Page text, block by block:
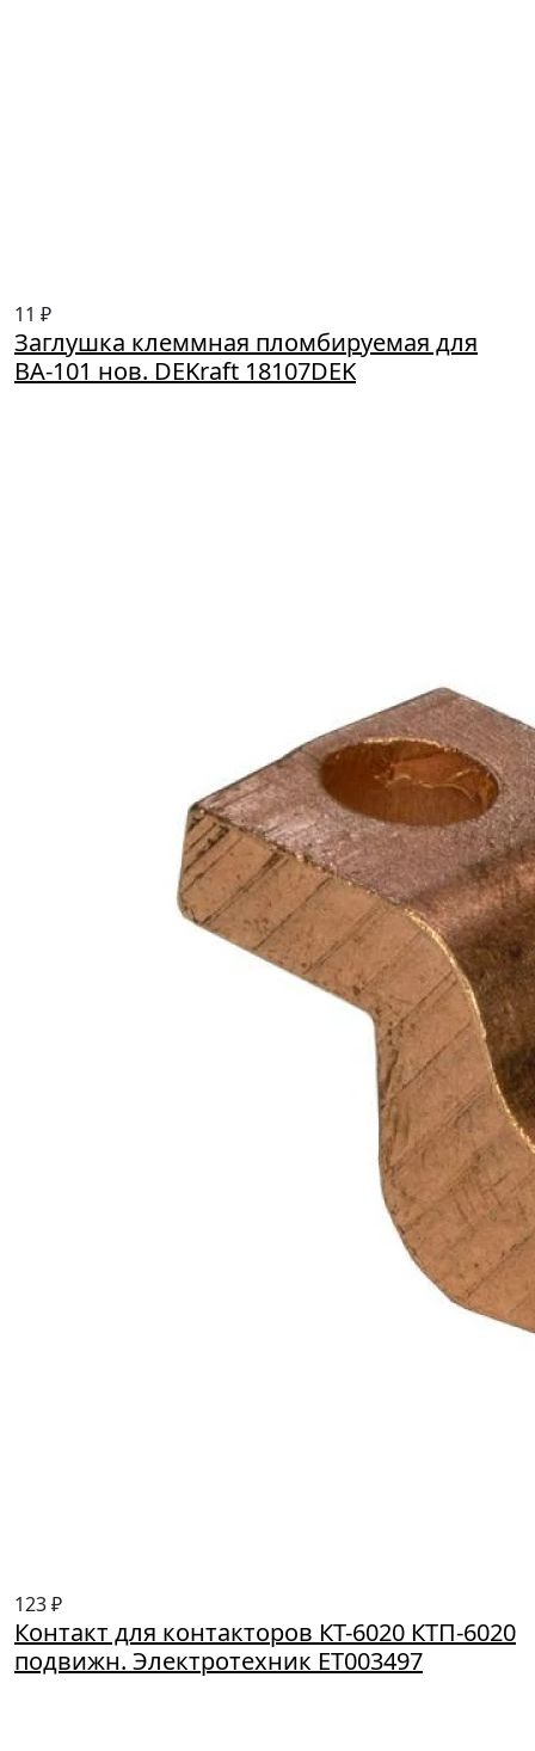
11 ₽
Заглушка клеммная пломбируемая для
ВА-101 нов. DEKraft 18107DEK
123 ₽
Контакт для контакторов КТ-6020 КТП-6020
подвижн. Электротехник ET003497